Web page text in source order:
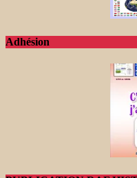
Adhésion